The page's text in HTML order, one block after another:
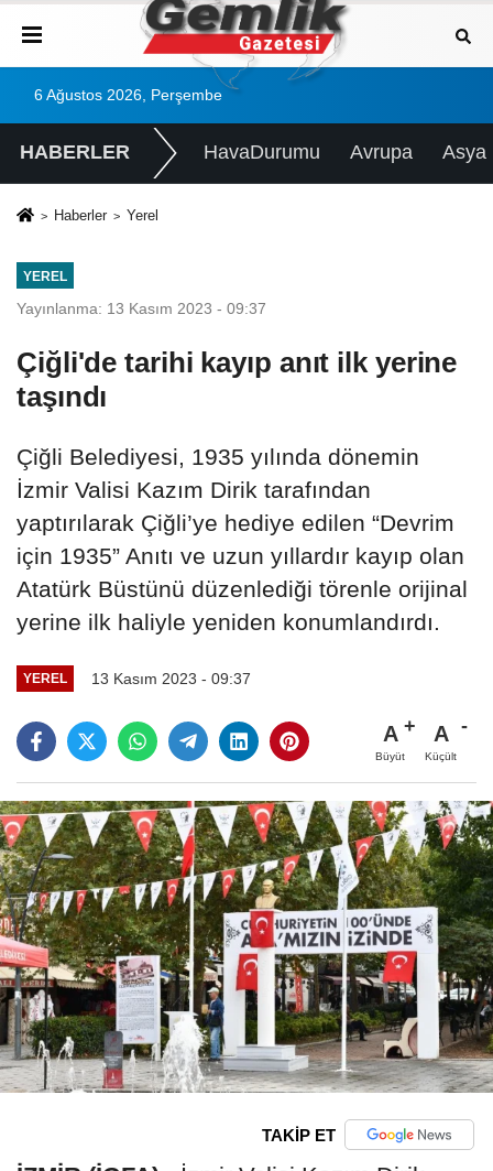
6 Ağustos 2026, Perşembe
HABERLER HavaDurumu Avrupa Asya
Haberler Yerel
YEREL
Yayınlanma: 13 Kasım 2023 - 09:37
Çiğli'de tarihi kayıp anıt ilk yerine
taşındı
Çiğli Belediyesi, 1935 yılında dönemin
İzmir Valisi Kazım Dirik tarafından
yaptırılarak Çiğli’ye hediye edilen “Devrim
için 1935” Anıtı ve uzun yıllardır kayıp olan
Atatürk Büstünü düzenlediği törenle orijinal
yerine ilk haliyle yeniden konumlandırdı.
YEREL 13 Kasım 2023 - 09:37
A
Büyüt
A
Küçült
TAKİP ET